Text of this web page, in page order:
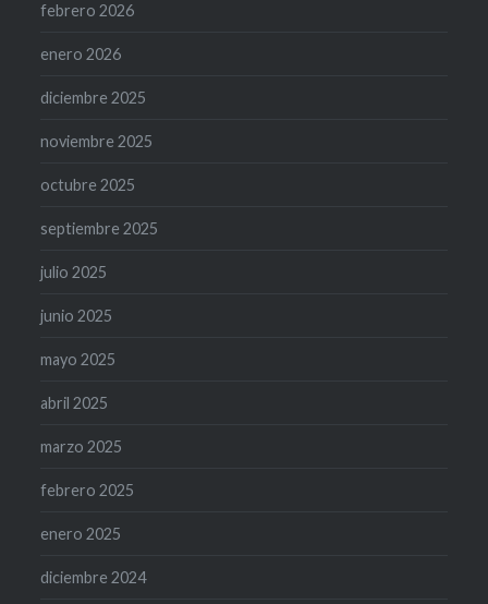
febrero 2026
enero 2026
diciembre 2025
noviembre 2025
octubre 2025
septiembre 2025
julio 2025
junio 2025
mayo 2025
abril 2025
marzo 2025
febrero 2025
enero 2025
diciembre 2024